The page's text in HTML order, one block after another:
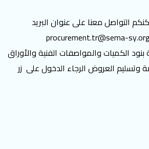
التواصل معنا على عنوان البريد
procurement.tr@sema-sy.org
الكميات والمواصفات الفنية والأوراق
وتسليم العروض الرجاء الدخول على زر